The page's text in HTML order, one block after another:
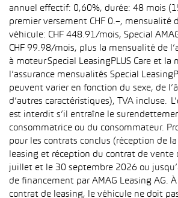
annuel effectif: 0,60%, durée: 48 mois
premier versement CHF 0.–, mensualité
véhicule: CHF 448.91/mois, Special
CHF 99.98/mois, plus la mensualité de
à moteur Special LeasingPLUS Care et la
l’assurance mensualités Special
peuvent varier en fonction du sexe, de
d’autres caractéristiques), TVA incluse.
est interdit s’il entraîne le
consommatrice ou du consommateur.
pour les contrats conclus (réception de
leasing et réception du contrat de vente
juillet et le 30 septembre 2026 ou
de financement par AMAG Leasing AG.
contrat de leasing, le véhicule ne doit